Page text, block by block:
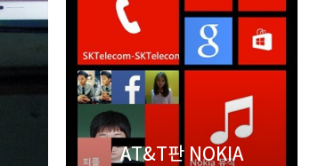
Facebook 카카오스토리
AT&T판 NOKIA